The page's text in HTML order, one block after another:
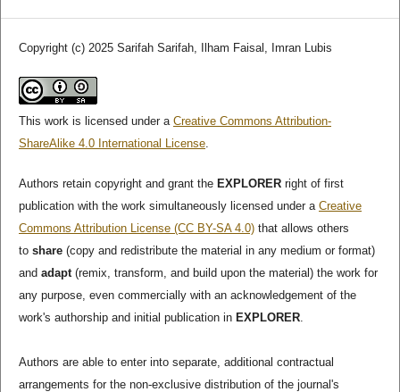
Copyright (c) 2025 Sarifah Sarifah, Ilham Faisal, Imran Lubis
This work is licensed under a Creative Commons Attribution-
ShareAlike 4.0 International License
Authors retain copyright and grant the EXPLORER right of first
publication with the work simultaneously licensed under a Creative
Commons Attribution License (CC BY-SA 4.0) that allows others
to share (copy and redistribute the material in any medium or format)
and adapt (remix, transform, and build upon the material) the work for
any purpose, even commercially with an acknowledgement of the
work's authorship and initial publication in EXPLORER
Authors are able to enter into separate, additional contractual
arrangements for the non-exclusive distribution of the journal's